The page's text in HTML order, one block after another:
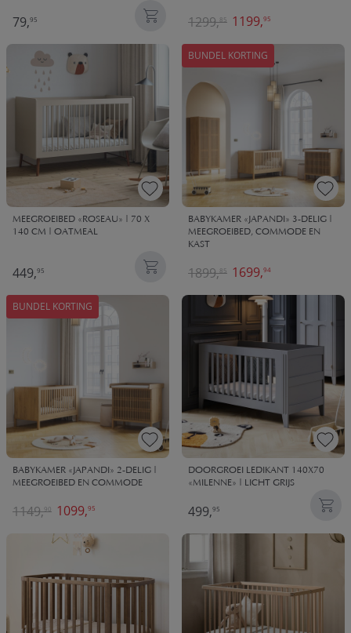
79,95 1199,95
1299,85
MEEGROEIBED «ROSEAU» | 70 X
140 CM | OATMEAL
449,95
BUNDEL KORTING
BABYKAMER «JAPANDI» 3-DELIG |
MEEGROEIBED, COMMODE EN
KAST
1699,94
1899,85
BUNDEL KORTING
BABYKAMER «JAPANDI» 2-DELIG |
MEEGROEIBED EN COMMODE
1099,95
1149,90
DOORGROEI LEDIKANT 140X70
«MILENNE» | LICHT GRIJS
499,95